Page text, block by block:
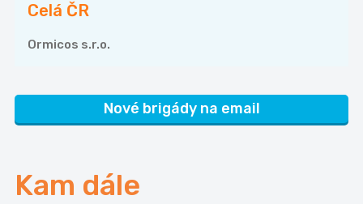
Celá ČR
Ormicos s.r.o.
Nové brigády na email
Kam dále